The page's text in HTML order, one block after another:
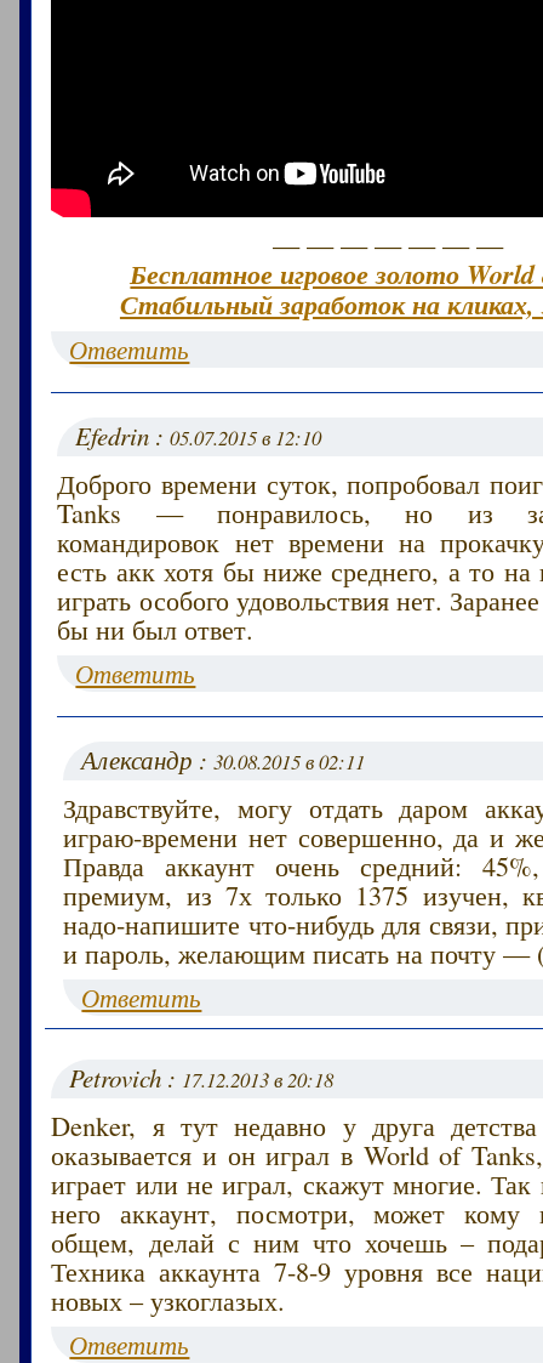
— — — — — — —
Бесплатное игровое золото
Стабильный заработок на кликах,
Ответить
Efedrin :05.07.2015 в 12:10
Доброго времени суток, попробовал
Tanks — понравилось, но из за
командировок нет времени на
есть акк хотя бы ниже среднего, а то на
играть особого удовольствия нет.
бы ни был ответ.
Ответить
Александр :30.08.2015 в 02:11
Здравствуйте, могу отдать даром
играю-времени нет совершенно, да и
Правда аккаунт очень средний:
премиум, из 7х только 1375 изучен,
надо-напишите что-нибудь для связи,
и пароль, желающим писать на почту —
Ответить
Petrovich : 17.12.2013 в 20:18
Denker, я тут недавно у друга
оказывается и он играл в World of
играет или не играл, скажут многие. Так
него аккаунт, посмотри, может кому
общем, делай с ним что хочешь –
Техника аккаунта 7-8-9 уровня все
новых – узкоглазых.
Ответить